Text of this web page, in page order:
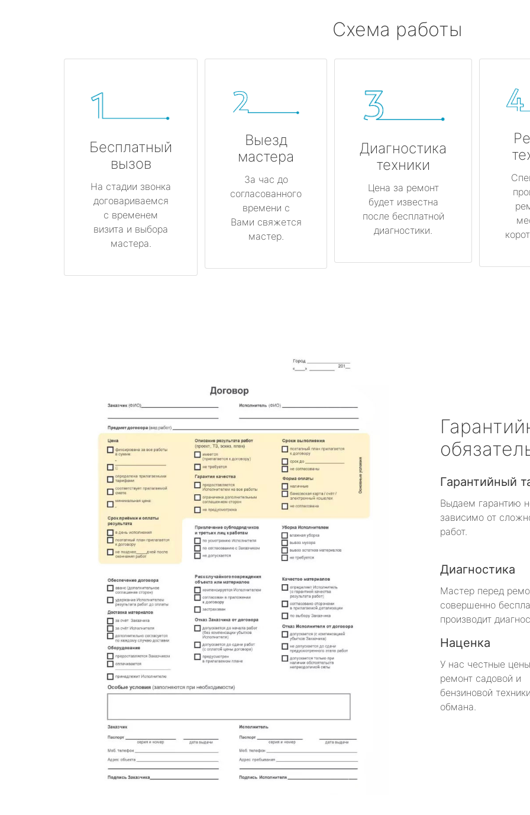
Схема работы
Бесплатный
вызов
На стадии звонка
договариваемся
с временем
визита и выбора
мастера.
Выезд
мастера
За час до
согласованного
времени с
Вами свяжется
мастер.
Диагностика
техники
Цена за ремонт
будет известна
после бесплатной
диагностики.
Гарантийный
Выдаем гарантию
зависимо от
работ.
Диагностика
Мастер перед
совершенно
производит
Наценка
У нас честные
ремонт садовой и
бензиновой
обмана.